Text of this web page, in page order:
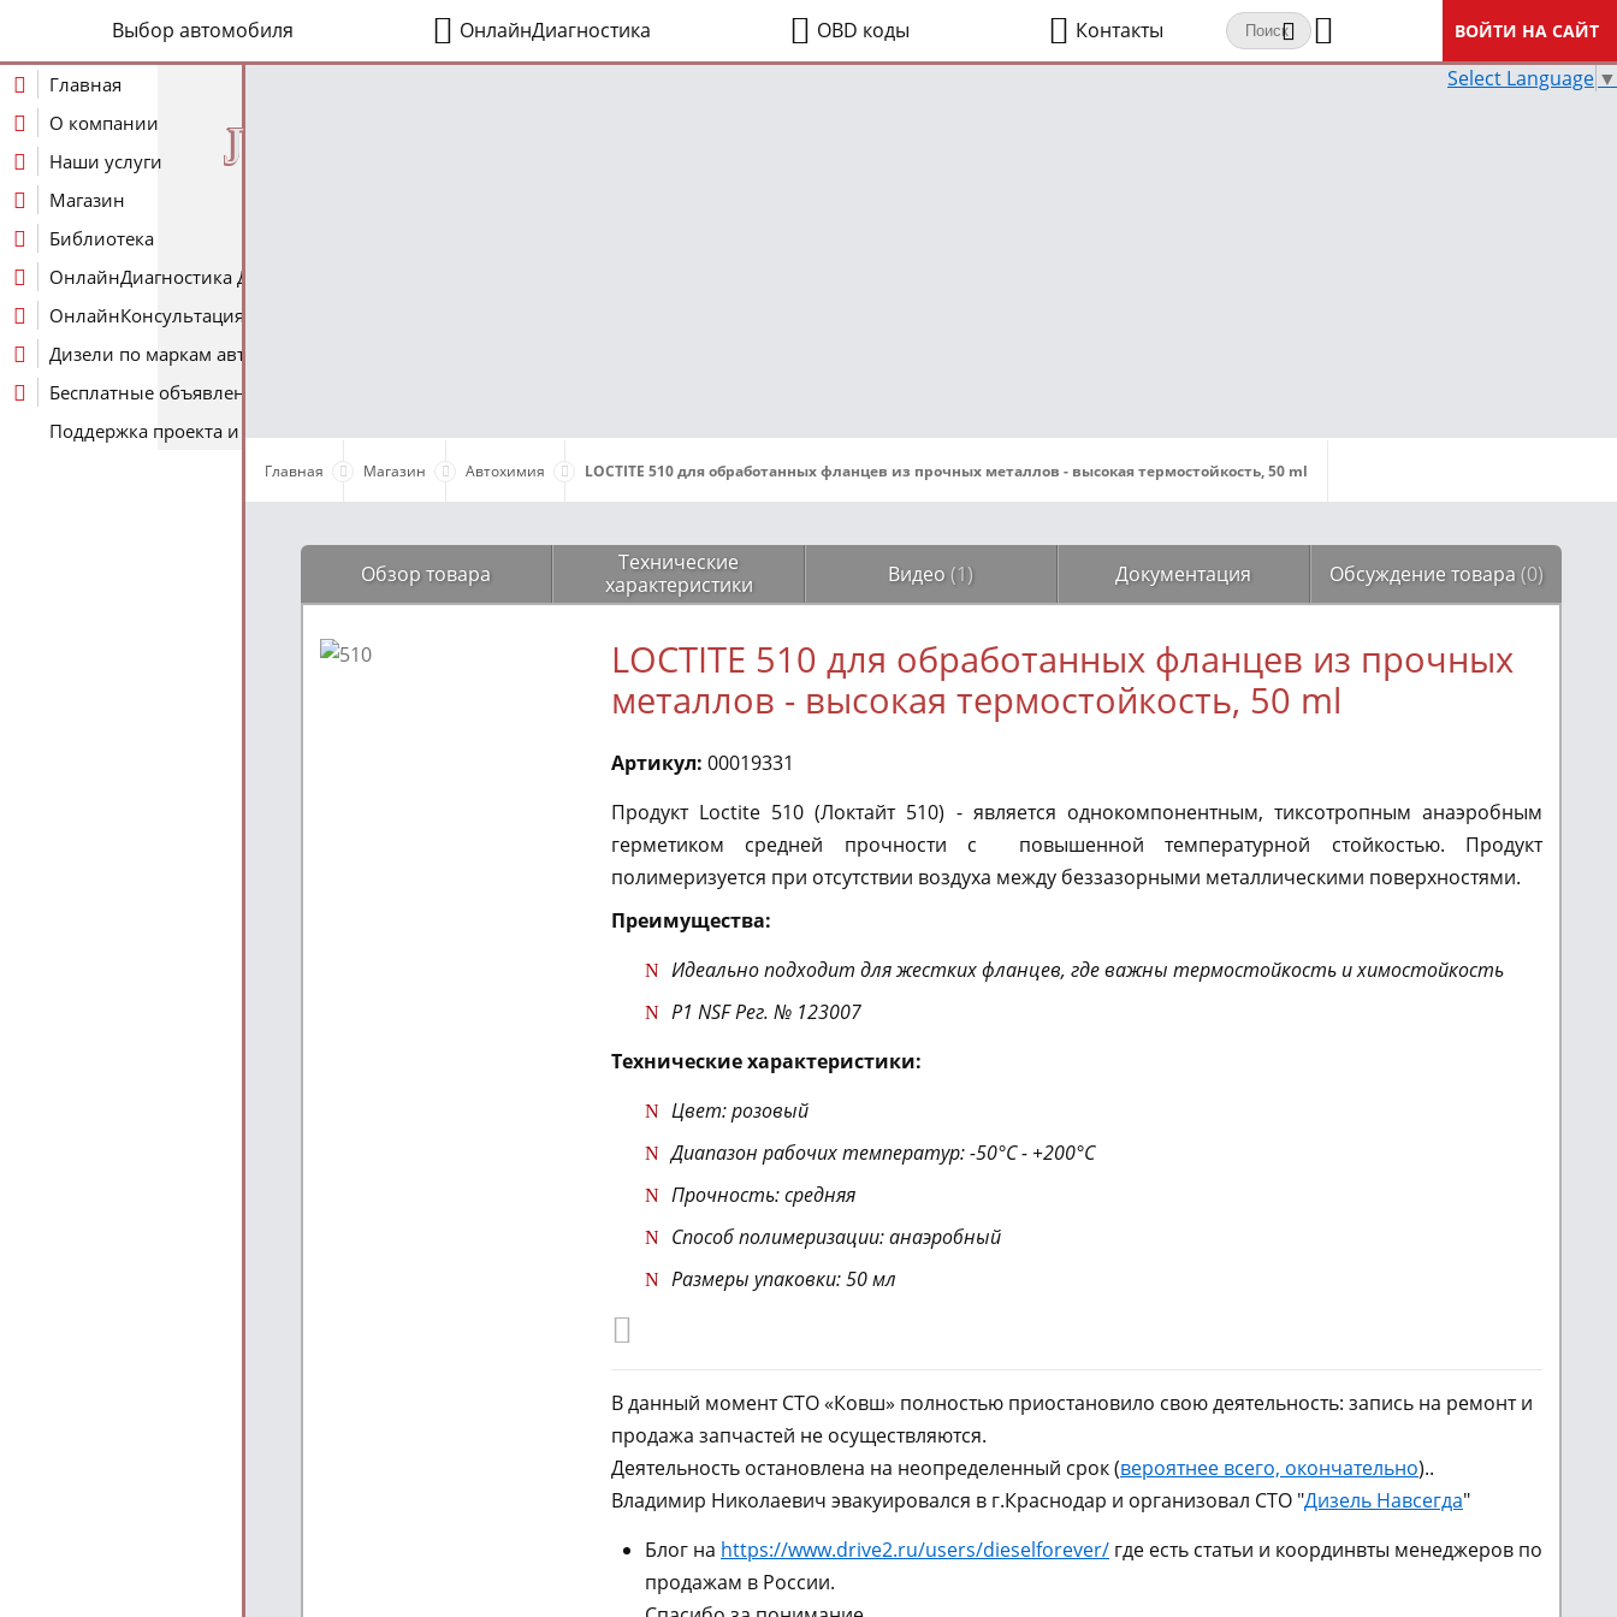
Выбор автомобиля ОнлайнДиагностика OBD коды Контакты ВОЙТИ НА САЙТ
J
Главная
О компании
Наши услуги
Магазин
Библиотека
ОнлайнДиагностика Дизеля
ОнлайнКонсультация по Дизелю
Дизели по маркам авто
Бесплатные объявления
Поддержка проекта и оплата услуг
Select Language ▼
Главная Магазин Автохимия LOCTITE 510 для обработанных фланцев из прочных металлов - высокая термостойкость, 50 ml
Обзор товара
Технические
характеристики
Видео(1) Документация Обсуждение товара (0)
LOCTITE 510 для обработанных фланцев из прочных
металлов - высокая термостойкость, 50 ml
Артикул: 00019331
Продукт Loctite 510 (Локтайт 510) - является однокомпонентным, тиксотропным анаэробным
герметиком средней прочности с повышенной температурной стойкостью. Продукт
полимеризуется при отсутствии воздуха между беззазорными металлическими поверхностями.
Преимущества:
Идеально подходит для жестких фланцев, где важны термостойкость и химостойкость
P1 NSF Рег. № 123007
Технические характеристики:
Цвет: розовый
Диапазон рабочих температур: -50°C - +200°C
Прочность: средняя
Способ полимеризации: анаэробный
Размеры упаковки: 50 мл
В данный момент СТО «Ковш» полностью приостановило свою деятельность: запись на ремонт и
продажа запчастей не осуществляются.
Деятельность остановлена на неопределенный срок (вероятнее всего, окончательно)..
Владимир Николаевич эвакуировался в г.Краснодар и организовал СТО "Дизель Навсегда"
Блог на https://www.drive2.ru/users/dieselforever/ где есть статьи и координвты менеджеров по
продажам в России.